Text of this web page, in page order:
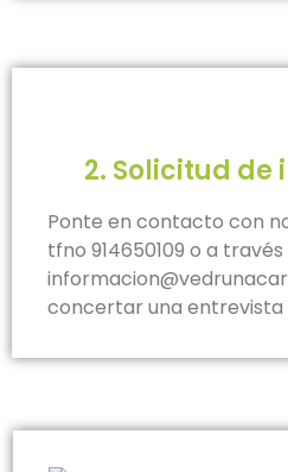
2. Solicitud
Ponte en contacto con
tfno 914650109 o a
concertar una entrevista